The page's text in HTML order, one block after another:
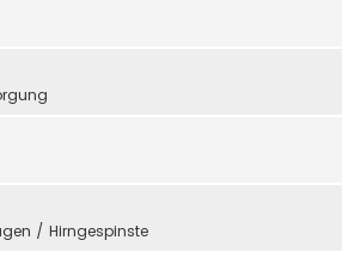
/ Hirngespinste